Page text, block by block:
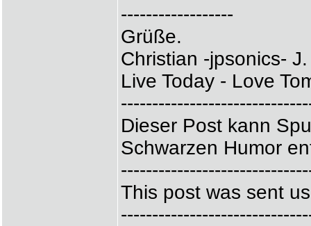
------------------
Grüße.
Christian -jpsonics- J.
Live Today - Love
Dieser Post kann
Schwarzen Humor
This post was sent